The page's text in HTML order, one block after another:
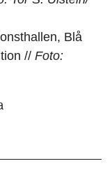
Blå
// Foto: